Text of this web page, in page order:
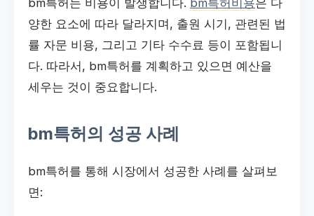
bm특허는 비용이 발생합니다. bm특허비용은 다
양한 요소에 따라 달라지며, 출원 시기, 관련된 법
률 자문 비용, 그리고 기타 수수료 등이 포함됩니
다. 따라서, bm특허를 계획하고 있으면 예산을
세우는 것이 중요합니다.
bm특허의 성공 사례
bm특허를 통해 시장에서 성공한 사례를 살펴보
면: